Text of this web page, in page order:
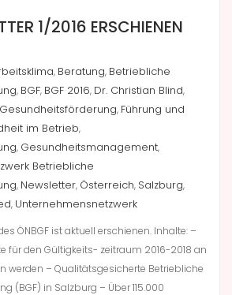
1/2016 ERSCHIENEN
, Beratung, Betriebliche
, BGF, BGF 2016, Dr. Christian Blind,
, Führung und
im Betrieb,
, Gesundheitsmanagement,
Betriebliche
, Newsletter, Österreich, Salzburg,
, Unternehmensnetzwerk
ÖNBGF ist aktuell erschienen. Inhalte: –
für den Gültigkeits- zeitraum 2016-2018 an
werden – Qualitätsgesicherte Betriebliche
(BGF) in Salzburg – Über 115.000